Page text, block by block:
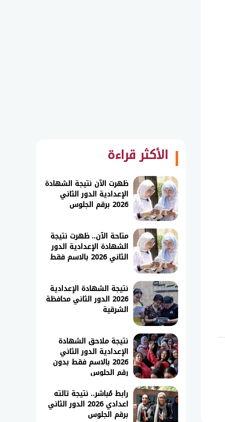
الأكثر قراءة
ظهرت الآن نتيجة الشهادة
الإعدادية الدور الثاني
2026 برقم الجلوس
متاحة الآن.. ظهرت نتيجة
الشهادة الإعدادية الدور
الثاني 2026 بالاسم فقط
نتيجة الشهادة الإعدادية
2026 الدور الثاني محافظة
الشرقية
نتيجة ملاحق الشهادة
الإعدادية الدور الثاني
2026 بالاسم فقط بدون
رقم الجلوس
رابط مُباشر.. نتيجة تالته
اعدادي 2026 الدور الثاني
برقم الجلوس